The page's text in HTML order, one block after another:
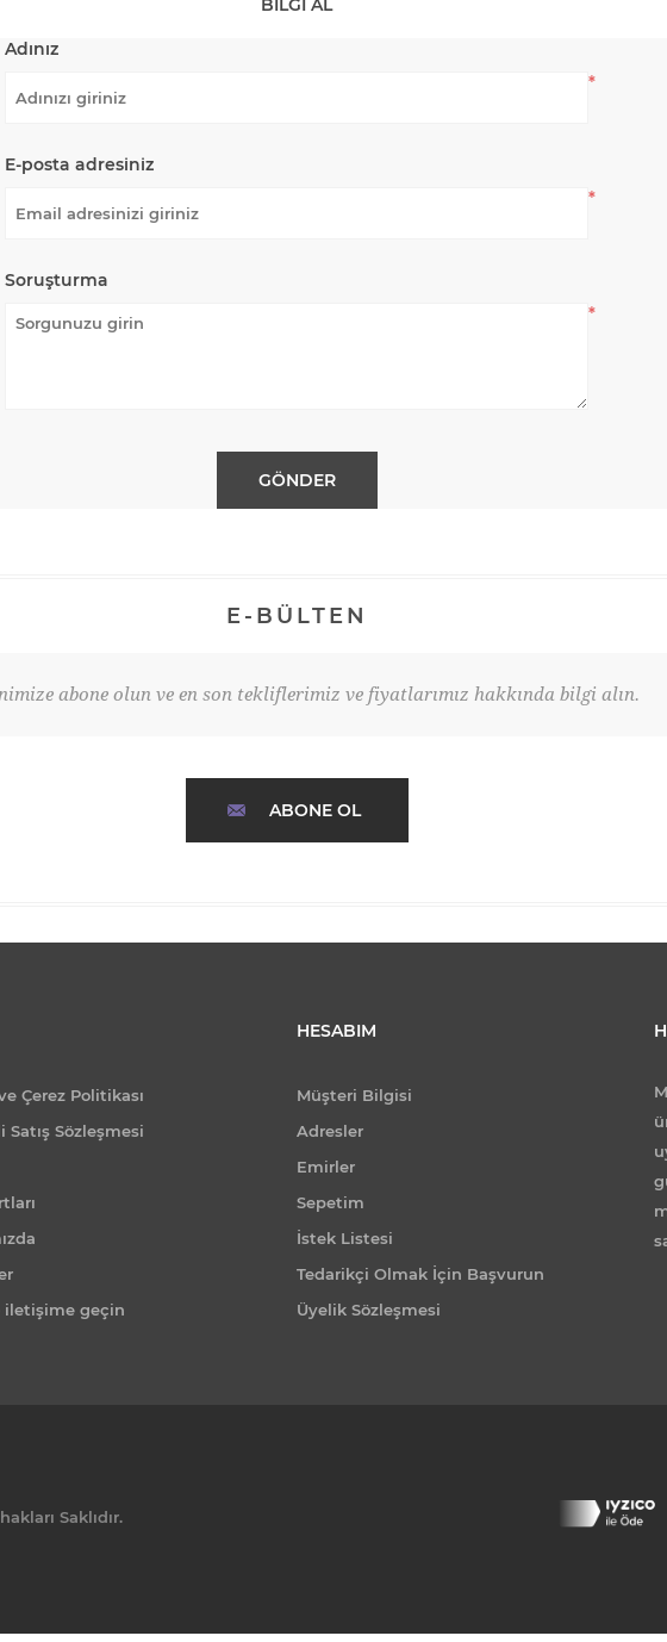
BILGI AL
Adınız
*
E-posta adresiniz
*
Soruşturma
*
E-BÜLTEN
abone olun ve en son tekliflerimiz ve fiyatlarımız hakkında bilgi alın.
ABONE OL
Çerez Politikası
Satış Sözleşmesi
iletişime geçin
HESABIM
Müşteri Bilgisi
Adresler
Emirler
Sepetim
İstek Listesi
Tedarikçi Olmak İçin Başvurun
Üyelik Sözleşmesi
Saklıdır.